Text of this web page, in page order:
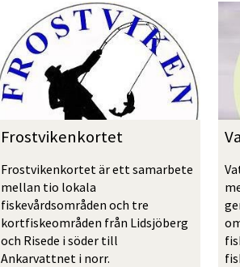
Frostvikenkortet
Frostvikenkortet är ett samarbete
mellan tio lokala
fiskevårdsområden och tre
kortfiskeområden från Lidsjöberg
och Risede i söder till
Ankarvattnet i norr.